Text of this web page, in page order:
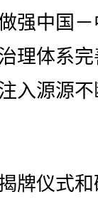
强中国
理体系
入源源
仪式和